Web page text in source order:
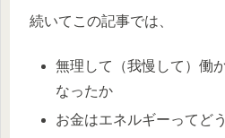
続いてこの記事では、
無理して（我慢して）働
なったか
お金はエネルギーってど